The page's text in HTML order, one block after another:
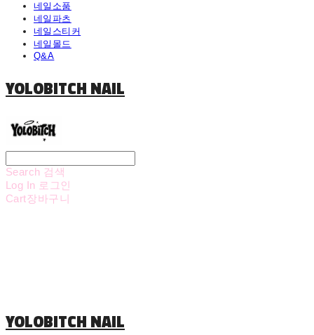
네일소품
네일파츠
네일스티커
네일몰드
Q&A
YOLOBITCH NAIL
Search 검색
Log In 로그인
Cart장바구니
YOLOBITCH NAIL